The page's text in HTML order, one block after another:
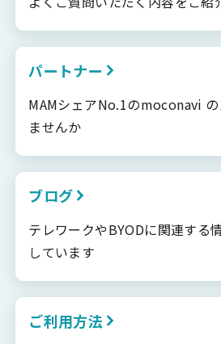
パートナー
MAMシェアNo.1のmoconavi
ませんか
ブログ
テレワークやBYODに関連する
しています
ご利用方法